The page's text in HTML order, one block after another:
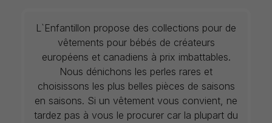
L`Enfantillon propose des collections pour de
vêtements pour bébés de créateurs
européens et canadiens à prix imbattables.
Nous dénichons les perles rares et
choisissons les plus belles pièces de saisons
en saisons. Si un vêtement vous convient, ne
tardez pas à vous le procurer car la plupart du